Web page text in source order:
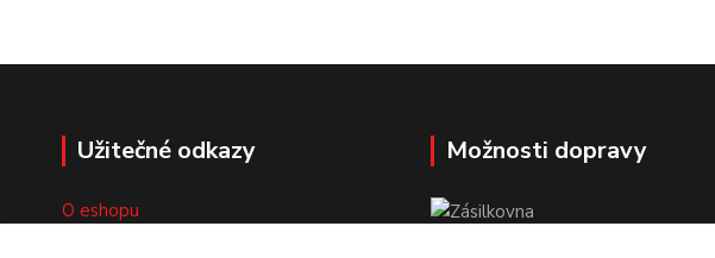
Užitečné odkazy
O eshopu
Možnosti dopravy